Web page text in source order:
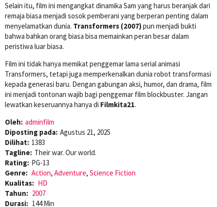
Selain itu, film ini mengangkat dinamika Sam yang harus beranjak dari
remaja biasa menjadi sosok pemberani yang berperan penting dalam
menyelamatkan dunia. Transformers (2007)pun menjadi bukti
bahwa bahkan orang biasa bisa memainkan peran besar dalam
peristiwa luar biasa.
Film ini tidak hanya memikat penggemar lama serial animasi
Transformers, tetapi juga memperkenalkan dunia robot transformasi
kepada generasi baru. Dengan gabungan aksi, humor, dan drama, film
ini menjadi tontonan wajib bagi penggemar film blockbuster. Jangan
lewatkan keseruannya hanya di Filmkita21.
Oleh: adminfilm
Diposting pada: Agustus 21, 2025
Dilihat: 1383
Tagline: Their war. Our world.
Rating: PG-13
Genre: Action, Adventure, Science Fiction
Kualitas: HD
Tahun: 2007
Durasi: 144 Min